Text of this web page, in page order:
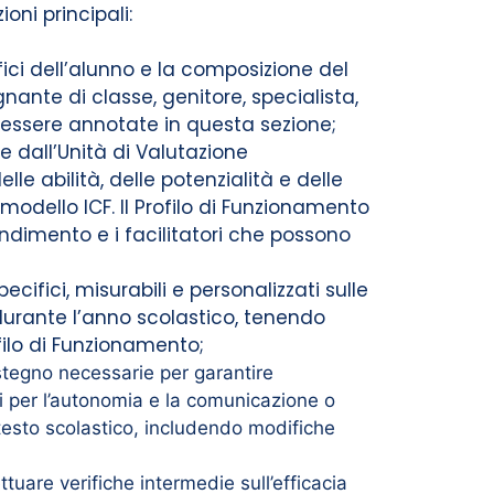
principali:
dell’alunno e la composizione del
di classe, genitore, specialista,
annotate in questa sezione;
dall’Unità di Valutazione
abilità, delle potenzialità e delle
ICF. Il Profilo di Funzionamento
e i facilitatori che possono
misurabili e personalizzati sulle
l’anno scolastico, tenendo
di Funzionamento;
necessarie per garantire
l’autonomia e la comunicazione o
scolastico, includendo modifiche
verifiche intermedie sull’efficacia